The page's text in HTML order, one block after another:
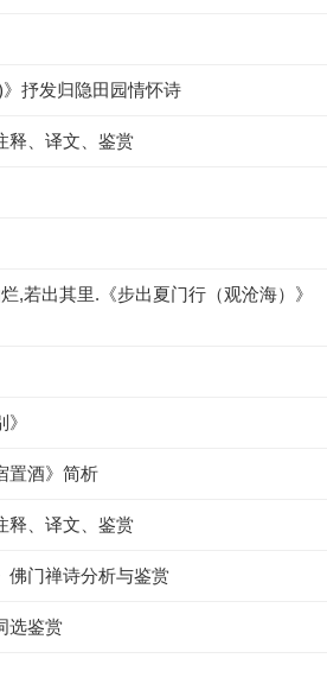
抒发归隐田园情怀诗
释、译文、鉴赏
,若出其里.《步出夏门行（观沧海）》
置酒》简析
释、译文、鉴赏
佛门禅诗分析与鉴赏
选鉴赏